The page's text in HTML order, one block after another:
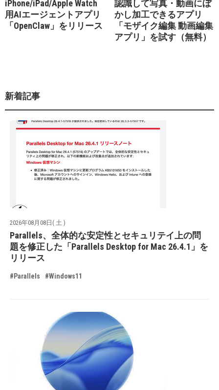
iPhone/iPad/Apple Watch
用AIエージェントアプリ
「OpenClaw」をリリース
認識して写真・動画にぼ
かし加工できるアプリ
「モザイク編集 動画編集
アプリ」を試す（無料）
新着記事
2026年08月08日( 土 )
Parallels、全体的な安定性とセキュリテイ上の問
題を修正した「Parallels Desktop for Mac 26.4.1」を
リリース
#Parallels #Windows11